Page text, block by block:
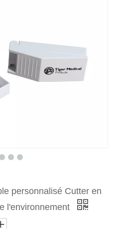
personnalisé Cutter en
l'environnement